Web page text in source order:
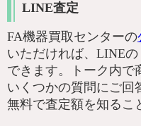
LINE査定
FA機器買取センターの
いただければ、LINE
できます。トーク内で
いくつかの質問にご回
無料で査定額を知るこ